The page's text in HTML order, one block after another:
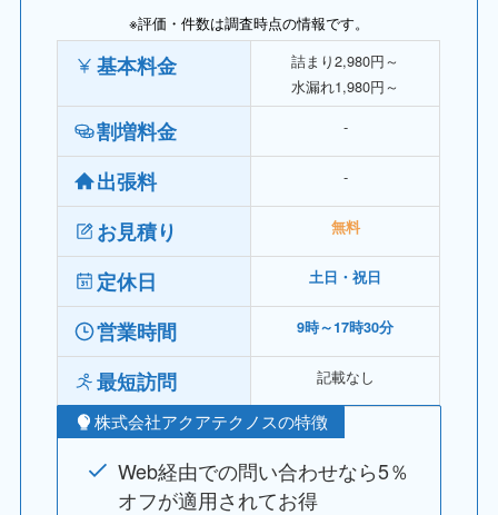
※評価・件数は調査時点の情報です。
基本料金
詰まり2,980円～
水漏れ1,980円～
割増料金 ‐
出張料 ‐
お見積り 無料
定休日 土日・祝日
営業時間 9時～17時30分
最短訪問 記載なし
株式会社アクアテクノスの特徴
Web経由での問い合わせなら5％
オフが適用されてお得